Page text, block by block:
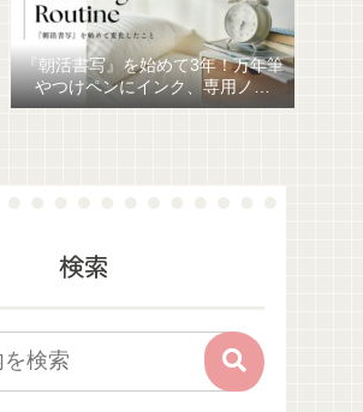
『朝活書写』を始めて3年！万年筆
やつけペンにインク、専用ノー
ト、毎日が充実しています。
検索